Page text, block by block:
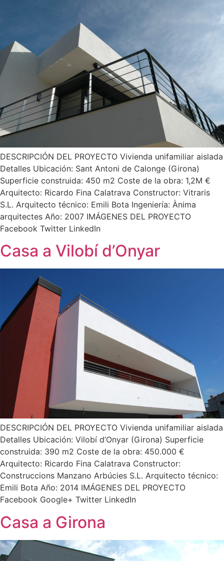
DESCRIPCIÓN DEL PROYECTO Vivienda unifamiliar aislada
Detalles Ubicación: Sant Antoni de Calonge (Girona)
Superficie construida: 450 m2 Coste de la obra: 1,2M €
Arquitecto: Ricardo Fina Calatrava Constructor: Vitraris
S.L. Arquitecto técnico: Emili Bota Ingeniería: Ànima
arquitectes Año: 2007 IMÁGENES DEL PROYECTO
Facebook Twitter LinkedIn
Casa a Vilobí d’Onyar
DESCRIPCIÓN DEL PROYECTO Vivienda unifamiliar aislada
Detalles Ubicación: Vilobí d’Onyar (Girona) Superficie
construida: 390 m2 Coste de la obra: 450.000 €
Arquitecto: Ricardo Fina Calatrava Constructor:
Construccions Manzano Arbúcies S.L. Arquitecto técnico:
Emili Bota Año: 2014 IMÁGENES DEL PROYECTO
Facebook Google+ Twitter LinkedIn
Casa a Girona